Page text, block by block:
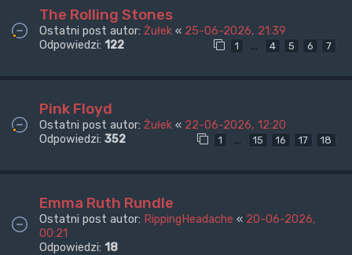
The Rolling Stones
Ostatni post autor: Żułek « 25-06-2026, 21:39
Odpowiedzi: 122 1 … 4 5 6 7
Pink Floyd
Ostatni post autor: Żułek « 22-06-2026, 12:20
Odpowiedzi: 352 1 … 15 16 17 18
Emma Ruth Rundle
Ostatni post autor: RippingHeadache « 20-06-2026,
00:21
Odpowiedzi: 18